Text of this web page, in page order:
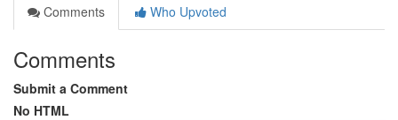
Comments
Who Upvoted
Comments
Submit a Comment
No HTML